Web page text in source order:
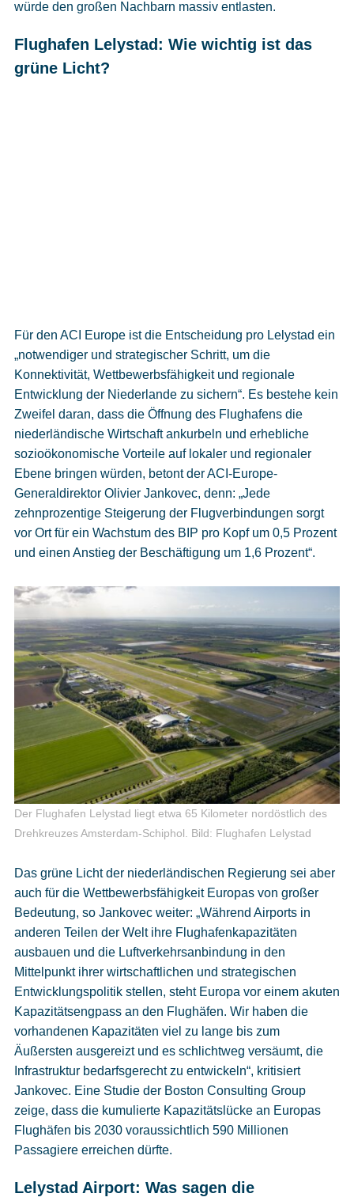
würde den großen Nachbarn massiv entlasten.
Flughafen Lelystad: Wie wichtig ist das
grüne Licht?
Für den ACI Europe ist die Entscheidung pro Lelystad ein
„notwendiger und strategischer Schritt, um die
Konnektivität, Wettbewerbsfähigkeit und regionale
Entwicklung der Niederlande zu sichern“. Es bestehe kein
Zweifel daran, dass die Öffnung des Flughafens die
niederländische Wirtschaft ankurbeln und erhebliche
sozioökonomische Vorteile auf lokaler und regionaler
Ebene bringen würden, betont der ACI-Europe-
Generaldirektor Olivier Jankovec, denn: „Jede
zehnprozentige Steigerung der Flugverbindungen sorgt
vor Ort für ein Wachstum des BIP pro Kopf um 0,5 Prozent
und einen Anstieg der Beschäftigung um 1,6 Prozent“.
Der Flughafen Lelystad liegt etwa 65 Kilometer nordöstlich des
Drehkreuzes Amsterdam-Schiphol.
Bild: Flughafen Lelystad
Das grüne Licht der niederländischen Regierung sei aber
auch für die Wettbewerbsfähigkeit Europas von großer
Bedeutung, so Jankovec weiter: „Während Airports in
anderen Teilen der Welt ihre Flughafenkapazitäten
ausbauen und die Luftverkehrsanbindung in den
Mittelpunkt ihrer wirtschaftlichen und strategischen
Entwicklungspolitik stellen, steht Europa vor einem akuten
Kapazitätsengpass an den Flughäfen. Wir haben die
vorhandenen Kapazitäten viel zu lange bis zum
Äußersten ausgereizt und es schlichtweg versäumt, die
Infrastruktur bedarfsgerecht zu entwickeln“, kritisiert
Jankovec. Eine Studie der Boston Consulting Group
zeige, dass die kumulierte Kapazitätslücke an Europas
Flughäfen bis 2030 voraussichtlich 590 Millionen
Passagiere erreichen dürfte.
Lelystad Airport: Was sagen die